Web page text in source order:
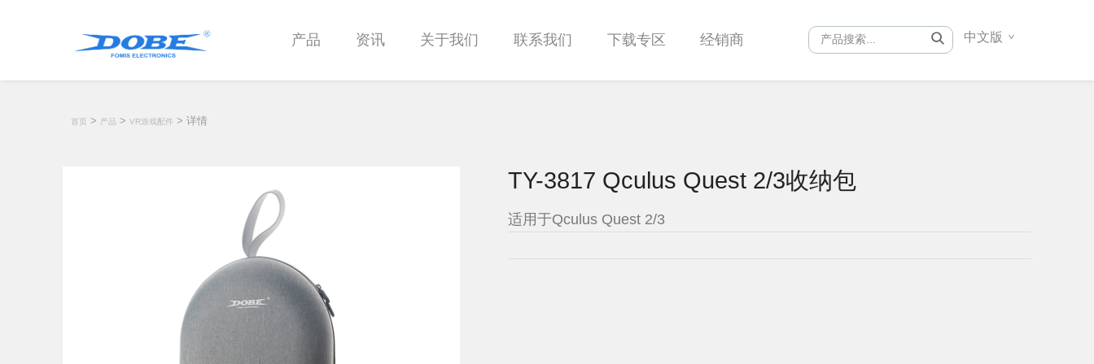
产品 资讯 关于我们 联系我们 下载专区 经销商 中文版
首页 > 产品 > VR游戏配件 > 详情
TY-3817 Qculus Quest 2/3收纳包
适用于Qculus Quest 2/3